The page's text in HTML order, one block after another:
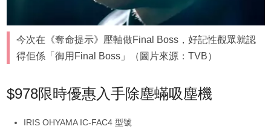
今次在《奪命提示》壓軸做Final Boss，好記性觀眾就認
得佢係「御用Final Boss」（圖片來源：TVB）
$978限時優惠入手除塵蟎吸塵機
IRIS OHYAMA IC-FAC4 型號